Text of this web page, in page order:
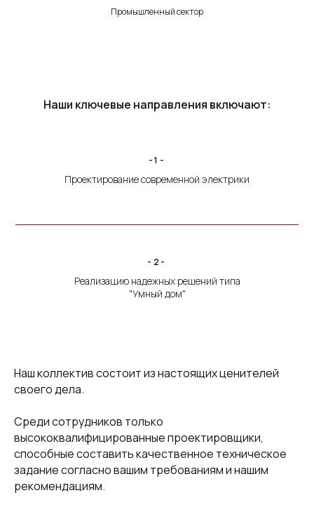
Промышленный сектор
Наши ключевые направления включают:
-1-
Проектирование современной электрики
-2-
Реализацию надежных решений типа
"Умный дом"
Наш коллектив состоит из настоящих ценителей
своего дела.
Среди сотрудников только
высококвалифицированные проектировщики,
способные составить качественное техническое
задание согласно вашим требованиям и нашим
рекомендациям.